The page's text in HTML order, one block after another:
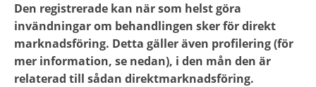
Den registrerade kan när som helst göra
invändningar om behandlingen sker för direkt
marknadsföring. Detta gäller även profilering (för
mer information, se nedan), i den mån den är
relaterad till sådan direktmarknadsföring.